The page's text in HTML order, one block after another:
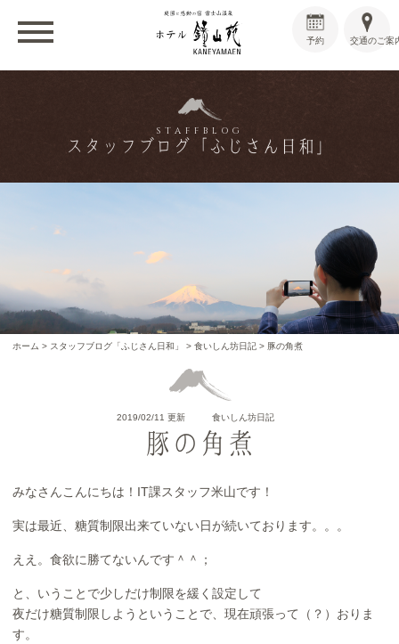
交通のご案
予約
STAFFBLOG
スタッフブログ「ふじさん日和」
ホーム > スタッフブログ「ふじさん日和」 >食いしん坊日記 > 豚の角煮
2019/02/11 更新 食いしん坊日記
豚の角煮
みなさんこんにちは！IT課スタッフ米山です！
実は最近、糖質制限出来ていない日が続いております。。。
ええ。食欲に勝てないんです＾＾；
と、いうことで少しだけ制限を緩く設定して
夜だけ糖質制限しようということで、現在頑張って（？）おりま
す。